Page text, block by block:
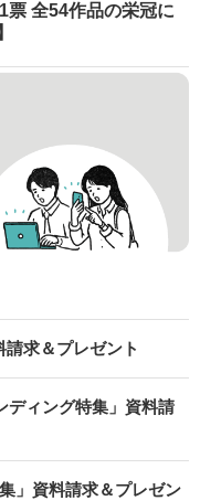
票 全54作品の栄冠に
求＆プレゼント
ディング特集」資料請
」資料請求＆プレゼン